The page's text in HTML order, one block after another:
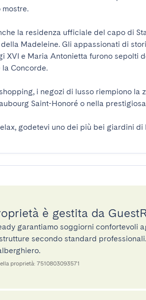
la residenza ufficiale del capo di
Madeleine. Gli appassionati di
XVI e Maria Antonietta furono sepolti
Concorde.
i negozi di lusso riempiono la
Saint-Honoré o nella
godetevi uno dei più bei giardini di
è gestita da
garantiamo soggiorni confortevoli
secondo standard
proprietà: 7510803093571